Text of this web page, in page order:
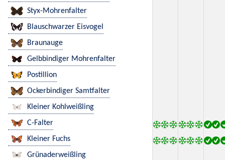
Styx-Mohrenfalter
Blauschwarzer Eisvogel
Braunauge
Gelbbindiger Mohrenfalter
Postillion
Ockerbindiger Samtfalter
Kleiner Kohlweißling
C-Falter
Kleiner Fuchs
Grünaderweißling